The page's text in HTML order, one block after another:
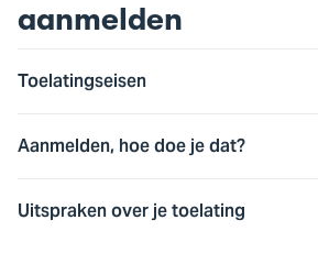
aanmelden
Toelatingseisen
Aanmelden, hoe doe je dat?
Uitspraken over je toelating